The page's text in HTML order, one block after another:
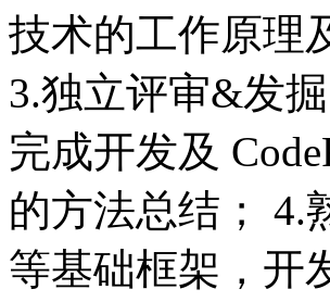
技术的工作原理
3.独立评审&发
完成开发及
的方法总结； 4.
等基础框架，开